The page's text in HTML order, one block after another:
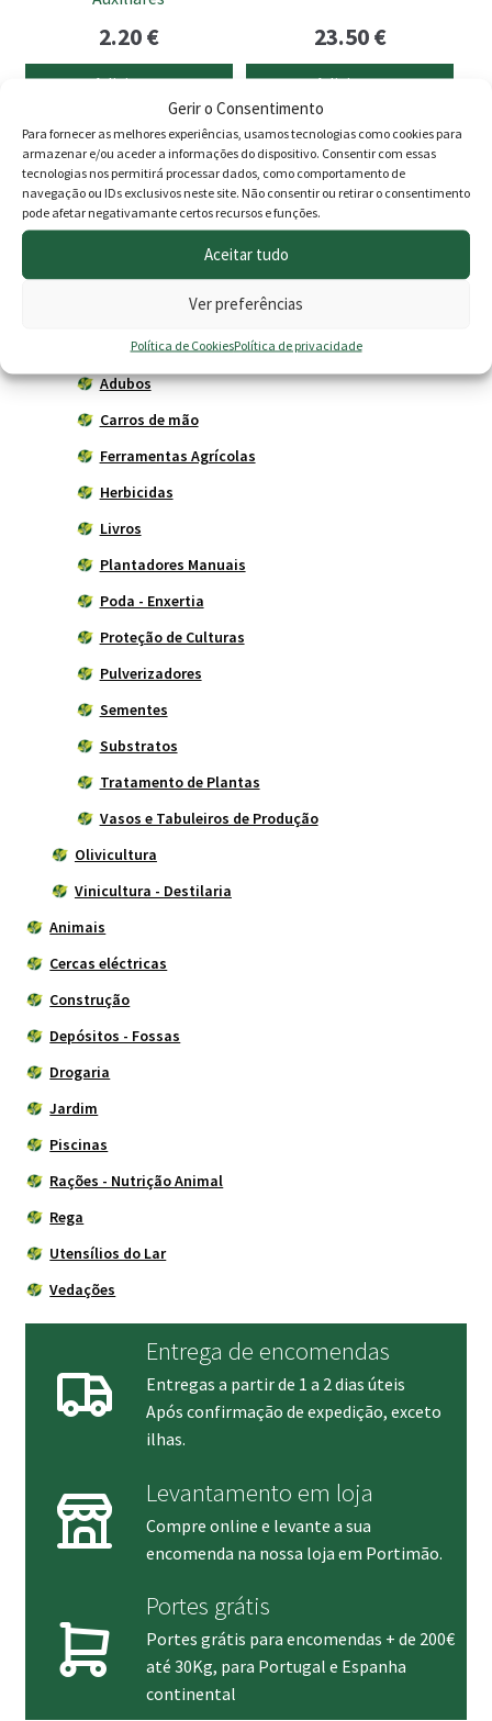
Gerir o Consentimento
Para fornecer as melhores experiências, usamos tecnologias como cookies para
armazenar e/ou aceder a informações do dispositivo. Consentir com essas
tecnologias nos permitirá processar dados, como comportamento de
navegação ou IDs exclusivos neste site. Não consentir ou retirar o consentimento
pode afetar negativamante certos recursos e funções.
Aceitar tudo
Ver preferências
Política de CookiesPolítica de privacidade
2.20€
Adicionar
23.50€
Adicionar
Produtos
Horta
Adubadores
Adubos
Carros de mão
Ferramentas Agrícolas
Herbicidas
Livros
Plantadores Manuais
Poda - Enxertia
Proteção de Culturas
Pulverizadores
Sementes
Substratos
Tratamento de Plantas
Vasos e Tabuleiros de Produção
Olivicultura
Vinicultura - Destilaria
Animais
Cercas eléctricas
Construção
Depósitos - Fossas
Drogaria
Jardim
Piscinas
Rações - Nutrição Animal
Rega
Utensílios do Lar
Vedações
Entrega de encomendas
Entregas a partir de 1 a 2 dias úteis
Após confirmação de expedição, exceto
ilhas.
Levantamento em loja
Compre online e levante a sua
encomenda na nossa loja em Portimão.
Portes grátis
Portes grátis para encomendas + de 200€
até 30Kg, para Portugal e Espanha
continental